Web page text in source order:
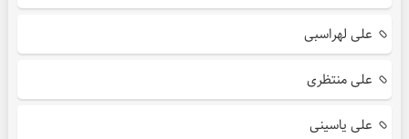
علی لهراسبی
علی منتظری
علی یاسینی